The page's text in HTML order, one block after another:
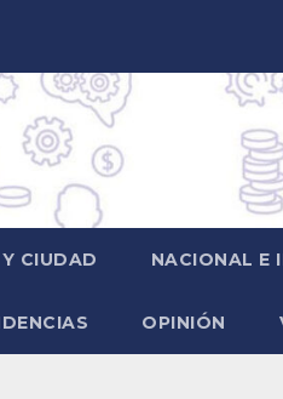
CIUDAD NACIONAL E
OPINIÓN